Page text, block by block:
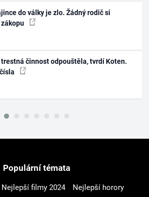
do války je zlo. Žádný rodič si
činnost odpouštěla, tvrdí Koten.
Populární témata
Nejlepší filmy 2024
Nejlepší horory